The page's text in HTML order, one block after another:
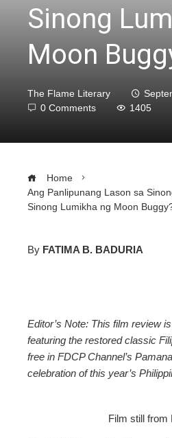
Sinong
Moon
The Flame Literary
0 Comments
1405
Home
Ang Panlipunang Lason sa
Sinong Lumikha ng Moon
By FATIMA B. BADURIA
Editor’s Note: This film review
featuring the restored classic
free in FDCP Channel’s
celebration of this year’s
Film still from